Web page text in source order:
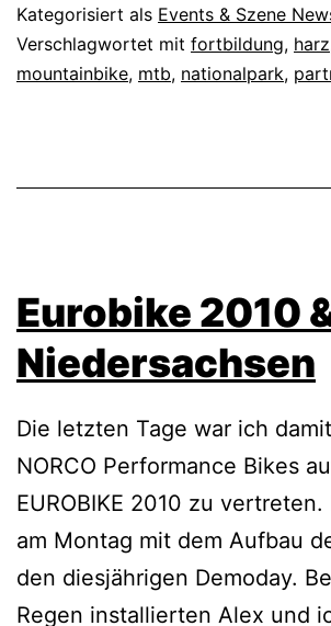
Kategorisiert als Events & Szene
Verschlagwortet mit fortbildung, harz
mountainbike, mtb, nationalpark,
Eurobike 2010
Niedersachsen
Die letzten Tage war ich
NORCO Performance Bikes
EUROBIKE 2010 zu
am Montag mit dem Aufbau
den diesjährigen Demoday.
Regen installierten Alex und